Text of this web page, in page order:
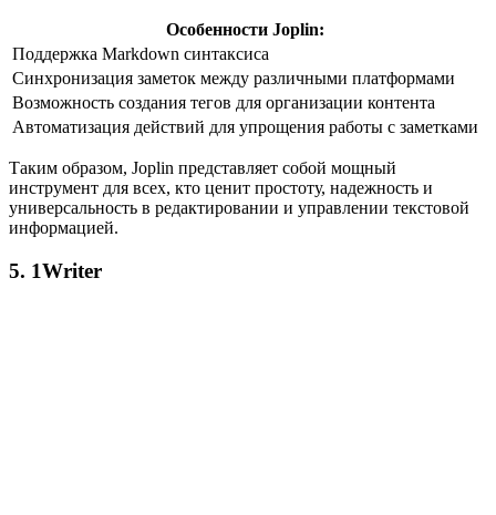
Особенности Joplin:
Поддержка Markdown синтаксиса
Синхронизация заметок между различными платформами
Возможность создания тегов для организации контента
Автоматизация действий для упрощения работы с заметками
Таким образом, Joplin представляет собой мощный
инструмент для всех, кто ценит простоту, надежность и
универсальность в редактировании и управлении текстовой
информацией.
5. 1Writer